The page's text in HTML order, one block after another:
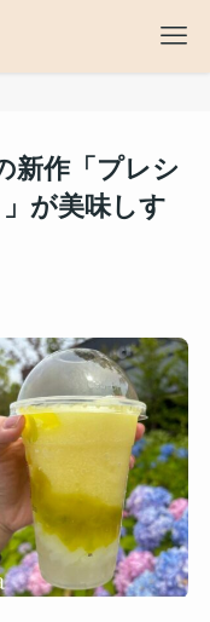
新作「プレシ
が美味しす